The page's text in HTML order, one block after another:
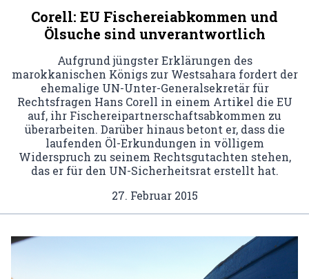
Corell: EU Fischereiabkommen und
Ölsuche sind unverantwortlich
Aufgrund jüngster Erklärungen des
marokkanischen Königs zur Westsahara fordert der
ehemalige UN-Unter-Generalsekretär für
Rechtsfragen Hans Corell in einem Artikel die EU
auf, ihr Fischereipartnerschaftsabkommen zu
überarbeiten. Darüber hinaus betont er, dass die
laufenden Öl-Erkundungen in völligem
Widerspruch zu seinem Rechtsgutachten stehen,
das er für den UN-Sicherheitsrat erstellt hat.
27. Februar 2015